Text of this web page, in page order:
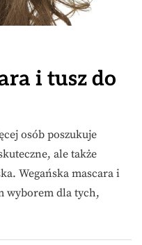
i tusz do
osób poszukuje
ale także
Wegańska mascara i
wyborem dla tych,